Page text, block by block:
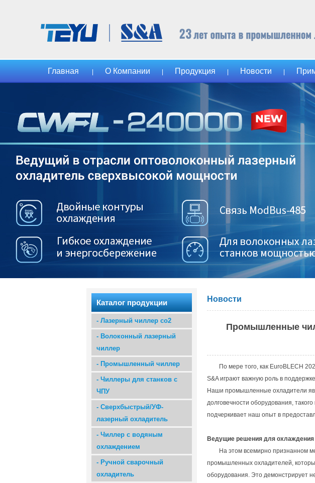
Главная О Компании Продукция Новости
Каталог продукции
- Лазерный чиллер co2
- Волоконный лазерный
чиллер
- Промышленный чиллер
- Чиллеры для станков с
ЧПУ
- Сверхбыстрый/УФ-
лазерный охладитель
- Чиллер с водяным
охлаждением
- Ручной сварочный
охладитель
Новости
Промышленные
По мере того, как EuroBLECH
S&A играют важную роль в
Наши промышленные охладители
долговечности оборудования,
подчеркивает наш опыт в
Ведущие решения для охлаждения
На этом всемирно признанном
промышленных охладителей,
оборудования. Это демонстрирует